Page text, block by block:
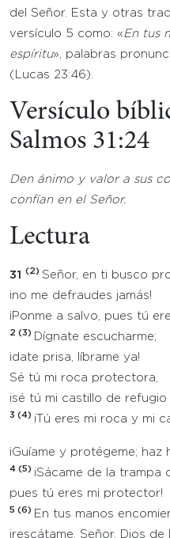
del Señor. Esta y otras
versículo 5 como: « En tus
espíritu», palabras
(Lucas 23:46).
Versículo
Salmos 31:24
Den ánimo y valor a sus
confían en el Señor.
Lectura
31 (2) Señor, en ti busco
¡no me defraudes jamás!
¡Ponme a salvo, pues tú
2 (3)
Dígnate escucharme;
¡date prisa, líbrame ya!
Sé tú mi roca protectora,
¡sé tú mi castillo de refugio
3 (4) ¡Tú eres mi roca y mi
¡Guíame y protégeme; haz
4 (5) ¡Sácame de la trampa
pues tú eres mi protector!
5 (6) En tus manos
¡rescátame, Señor, Dios de